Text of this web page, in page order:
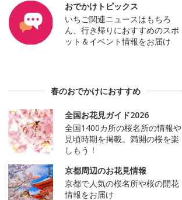
おでかけトピックス
いちご関連ニュースはもちろ
ん、行き帰りにおすすめのスポ
ット＆イベント情報をお届け
春のおでかけにおすすめ
全国お花見ガイド2026
全国1400カ所の桜名所の情報や
見頃時期を掲載。満開の桜を楽
しもう！
京都周辺のお花見情報
京都で人気の桜名所や桜の開花
情報をお届け